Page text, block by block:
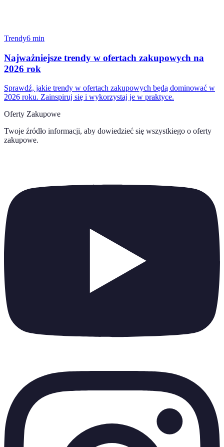
Trendy6 min
Najważniejsze trendy w ofertach zakupowych na
2026 rok
Sprawdź, jakie trendy w ofertach zakupowych będą dominować w
2026 roku. Zainspiruj się i wykorzystaj je w praktyce.
Oferty Zakupowe
Twoje źródło informacji, aby dowiedzieć się wszystkiego o oferty
zakupowe.